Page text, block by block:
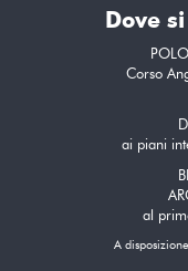
Dove
Corso
ai piani
al
A